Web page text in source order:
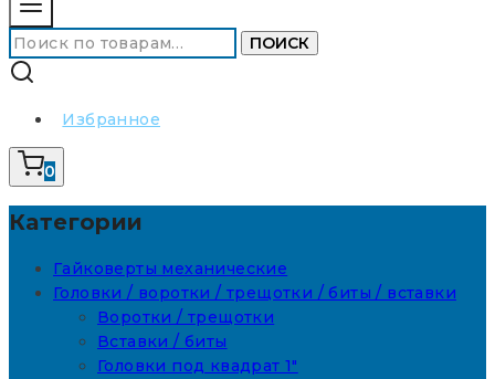
Искать: ПОИСК
Избранное
0
Категории
Гайковерты механические
Головки / воротки / трещотки / биты / вставки
Воротки / трещотки
Вставки / биты
Головки под квадрат 1"